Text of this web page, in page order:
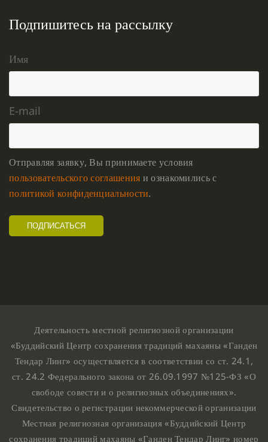
Подпишитесь на рассылку
Имя
E-mail
Отправляя заявку, Вы принимаете условия
пользовательского соглашения и ознакомились с
политикой конфиденциальности.
Деятельность местной религиозной организации
«Буддийский Центр сохранения традиций махаяны «Ганден
Тендар Линг» осуществляется в соответствии со ст. 24.1,
ст. 24.2 Федерального закона от 26.09.1997 №125-ФЗ «О
свободе совести и о религиозных объединениях».
Свидетельство о регистрации некоммерческой организации
Местная религиозная организация «Буддийский Центр
сохранения традиций махаяны «Ганден Тендар Линг» номер